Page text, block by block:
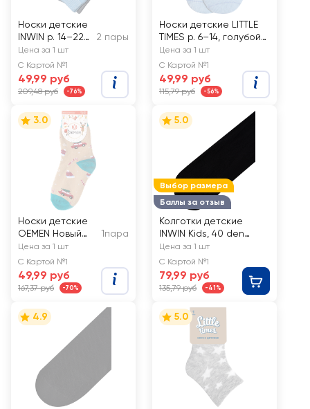
Носки детские
INWIN р. 14–22
низкая посадка,
голубые, серый
меланж, Арт.
BKSU-02-GB
2 пары
Цена за 1 шт
С Картой №1
49,99 руб
209,48 руб -76%
Носки детские LITTLE
TIMES р. 6–14, голубой/
розовый, серый
меланж, Арт. LT-2-
BL /LT-2-PI, 2пары
Цена за 1 шт
С Картой №1
49,99 руб
115,79 руб -56%
3.0
Носки детские
OEMEN Новый
год, в
ассортименте,
Арт. PK527
1пара
Цена за 1 шт
С Картой №1
49,99 руб
167,37 руб -70%
Выбор размера
Баллы за отзыв
5.0
Колготки детские
INWIN Kids, 40 den
черные, Арт. BTS-40-
03
Цена за 1 шт
С Картой №1
79,99 руб
135,79 руб -41%
4.9 5.0